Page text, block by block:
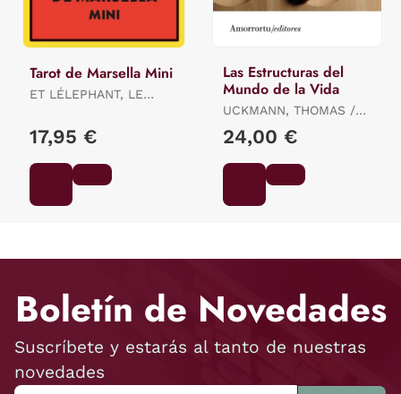
Tarot de Marsella Mini
ET LÉLEPHANT, LE
LE LOTUS / ET
LÉLEPHANT, LE LOTUS
17,95 €
Las Estructuras del
Mundo de la Vida
UCKMANN, THOMAS /
SCHUTZ ALFRED E
24,00 €
Boletín de Novedades
Suscríbete y estarás al tanto de nuestras
novedades